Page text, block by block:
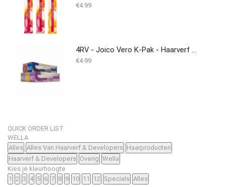
€4.99
4RV - Joico Vero K-Pak - Haarverf - (Duplicate Imported from WooCommerce)
€4.99
QUICK ORDER LIST
WELLA
Alles Alles Van Haarverf & Developers Haarproducten
Haarverf & Developers Overig Wella
Kies je kleurhoogte
1 2 3 4 5 6 7 8 9 10 11 12 Specials Alles